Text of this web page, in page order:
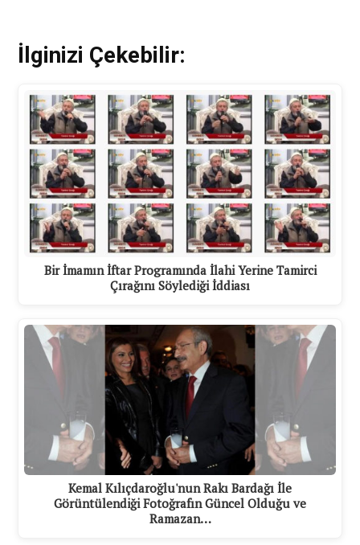
İlginizi Çekebilir:
Bir İmamın İftar Programında İlahi Yerine Tamirci
Çırağını Söylediği İddiası
Kemal Kılıçdaroğlu'nun Rakı Bardağı İle
Görüntülendiği Fotoğrafın Güncel Olduğu ve
Ramazan…